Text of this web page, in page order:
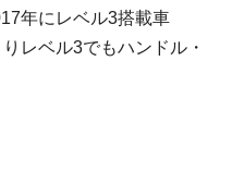
年にレベル3搭載車
レベル3でもハンドル・